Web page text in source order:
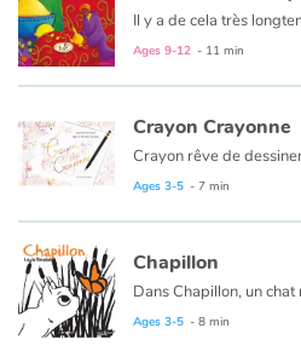
Family
Libraries
Videos & Tutorials
Blog
Ages 9-12 - 11 min
Crayon Crayonne
Ages 3-5 - 7 min
Chapillon
Ages 3-5 - 8 min